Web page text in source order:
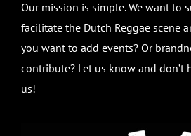
Our mission is simple. We want to
facilitate the Dutch Reggae scene
you want to add events? Or
contribute? Let us know and don’t
us!